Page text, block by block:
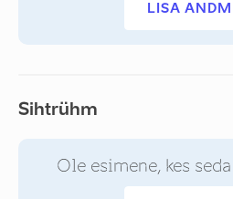
LISA
Sihtrühm
Ole esimene, kes